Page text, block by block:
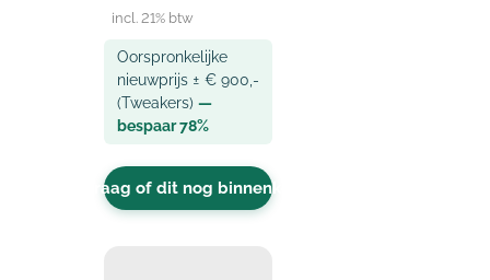
incl. 21% btw
Oorspronkelijke
nieuwprijs ± € 900,-
(Tweakers) —
bespaar 78%
Vraag of dit nog binnenkomt